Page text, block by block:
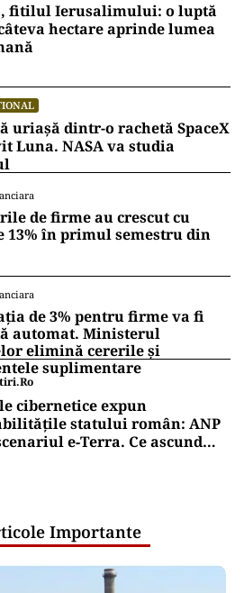
fitilul Ierusalimului: o luptă
hectare aprinde lumea
uriașă dintr-o rachetă SpaceX
Luna. NASA va studia
de firme au crescut cu
13% în primul semestru din
de 3% pentru firme va fi
automat. Ministerul
elimină cererile și
suplimentare
cibernetice expun
statului român: ANP
e‑Terra. Ce ascund
Importante